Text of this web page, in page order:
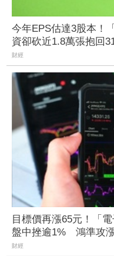
今年EPS估達3股本！
資卻砍近1.8萬張抱回
財經
目標價再漲65元！「
盤中挫逾1% 鴻準攻
財經